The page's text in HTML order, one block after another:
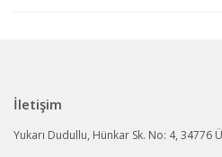
İletişim
Yukarı Dudullu, Hünkar Sk. No: 4, 34776